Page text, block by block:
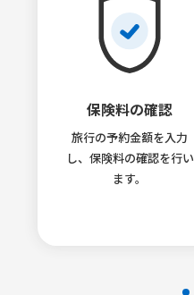
保険料の確認
旅行の予約金額を入力
し、保険料の確認を行い
ます。